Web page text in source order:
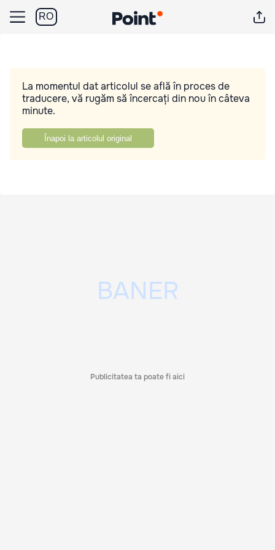
RO
La momentul dat articolul se află în proces de
traducere, vă rugăm să încercați din nou în câteva
minute.
Înapoi la articolul original
Publicitatea ta poate fi aici